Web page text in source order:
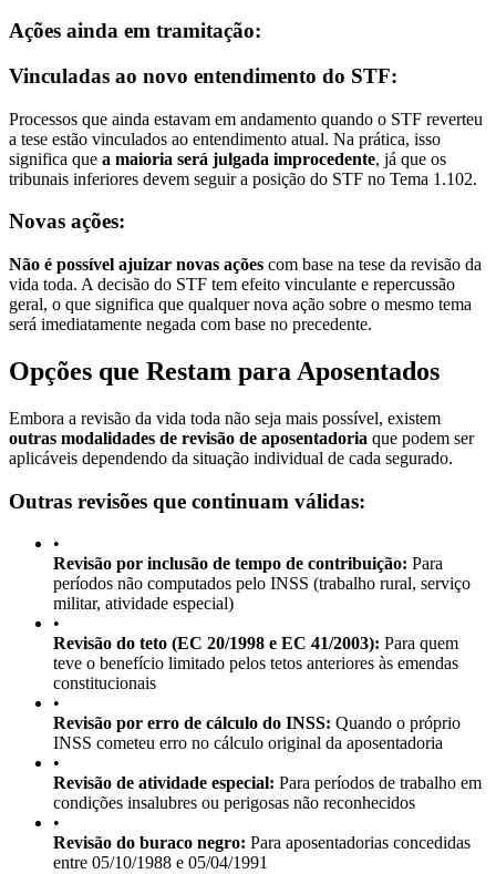
Ações ainda em tramitação:
Vinculadas ao novo entendimento do STF:
Processos que ainda estavam em andamento quando o STF reverteu
a tese estão vinculados ao entendimento atual. Na prática, isso
significa que a maioria será julgada improcedente, já que os
tribunais inferiores devem seguir a posição do STF no Tema 1.102.
Novas ações:
Não é possível ajuizar novas ações com base na tese da revisão da
vida toda. A decisão do STF tem efeito vinculante e repercussão
geral, o que significa que qualquer nova ação sobre o mesmo tema
será imediatamente negada com base no precedente.
Opções que Restam para Aposentados
Embora a revisão da vida toda não seja mais possível, existem
outras modalidades de revisão de aposentadoria que podem ser
aplicáveis dependendo da situação individual de cada segurado.
Outras revisões que continuam válidas:
•
Revisão por inclusão de tempo de contribuição: Para
períodos não computados pelo INSS (trabalho rural, serviço
militar, atividade especial)
•
Revisão do teto (EC 20/1998 e EC 41/2003): Para quem
teve o benefício limitado pelos tetos anteriores às emendas
constitucionais
•
Revisão por erro de cálculo do INSS: Quando o próprio
INSS cometeu erro no cálculo original da aposentadoria
•
Revisão de atividade especial: Para períodos de trabalho em
condições insalubres ou perigosas não reconhecidos
•
Revisão do buraco negro: Para aposentadorias concedidas
entre 05/10/1988 e 05/04/1991